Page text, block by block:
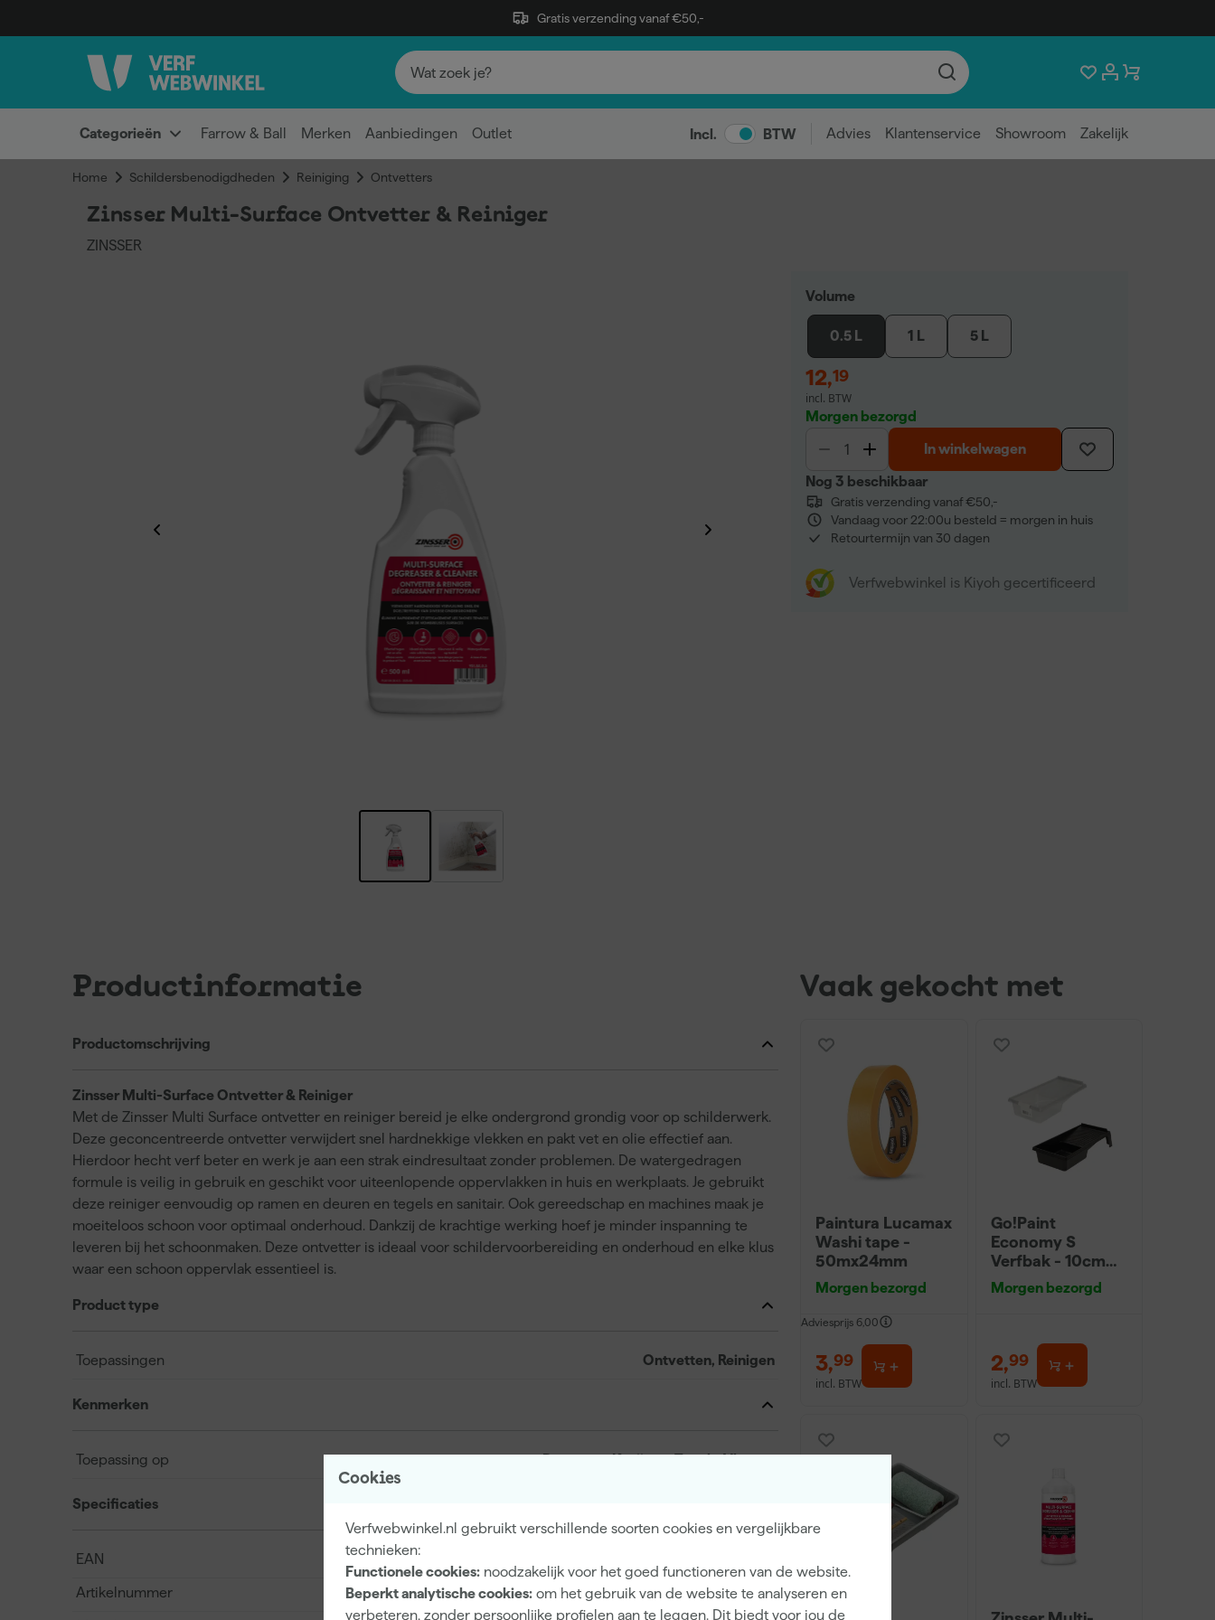
Gratis verzending vanaf €50,-
Categorieën Farrow & Ball Merken Aanbiedingen Outlet Incl. BTW Advies Klantenservice Showroom Zakelijk
Home Schildersbenodigdheden Reiniging Ontvetters
Cookies
Verfwebwinkel.nl gebruikt verschillende soorten cookies en vergelijkbare
technieken:
Functionele cookies: noodzakelijk voor het goed functioneren van de website.
Beperkt analytische cookies: om het gebruik van de website te analyseren en
verbeteren, zonder persoonlijke profielen aan te leggen. Dit biedt voor jou de
Zinsser Multi-Surface Ontvetter & Reiniger
ZINSSER
Volume
0.5 L 1 L 5 L
12,19
incl. BTW
Morgen bezorgd
In winkelwagen
Nog 3 beschikbaar
Gratis verzending vanaf €50,-
Vandaag voor 22:00u besteld = morgen in huis
Retourtermijn van 30 dagen
Verfwebwinkel is Kiyoh gecertificeerd
Productinformatie
Productomschrijving
Zinsser Multi-Surface Ontvetter & Reiniger
Met de Zinsser Multi Surface ontvetter en reiniger bereid je elke ondergrond grondig voor op schilderwerk.
Deze geconcentreerde ontvetter verwijdert snel hardnekkige vlekken en pakt vet en olie effectief aan.
Hierdoor hecht verf beter en werk je aan een strak eindresultaat zonder problemen. De watergedragen
formule is veilig in gebruik en geschikt voor uiteenlopende oppervlakken in huis en werkplaats. Je gebruikt
deze reiniger eenvoudig op ramen en deuren en tegels en sanitair. Ook gereedschap en machines maak je
moeiteloos schoon voor optimaal onderhoud. Dankzij de krachtige werking hoef je minder inspanning te
leveren bij het schoonmaken. Deze ontvetter is ideaal voor schildervoorbereiding en onderhoud en elke klus
waar een schoon oppervlak essentieel is.
Product type
Toepassingen Ontvetten, Reinigen
Kenmerken
Toepassing op Deuren en Kozijnen, Tegels, Vloeren
Specificaties
EAN
Artikelnummer 418301
Vaak gekocht met
Paintura Lucamax
Washi tape -
50mx24mm
Morgen bezorgd
Adviesprijs 6,00
3,99
incl. BTW
Go!Paint
Economy S
Verfbak - 10cm
Roller - 15 x 32 cm
+ 5 inzetbakken
Morgen bezorgd
2,99
incl. BTW